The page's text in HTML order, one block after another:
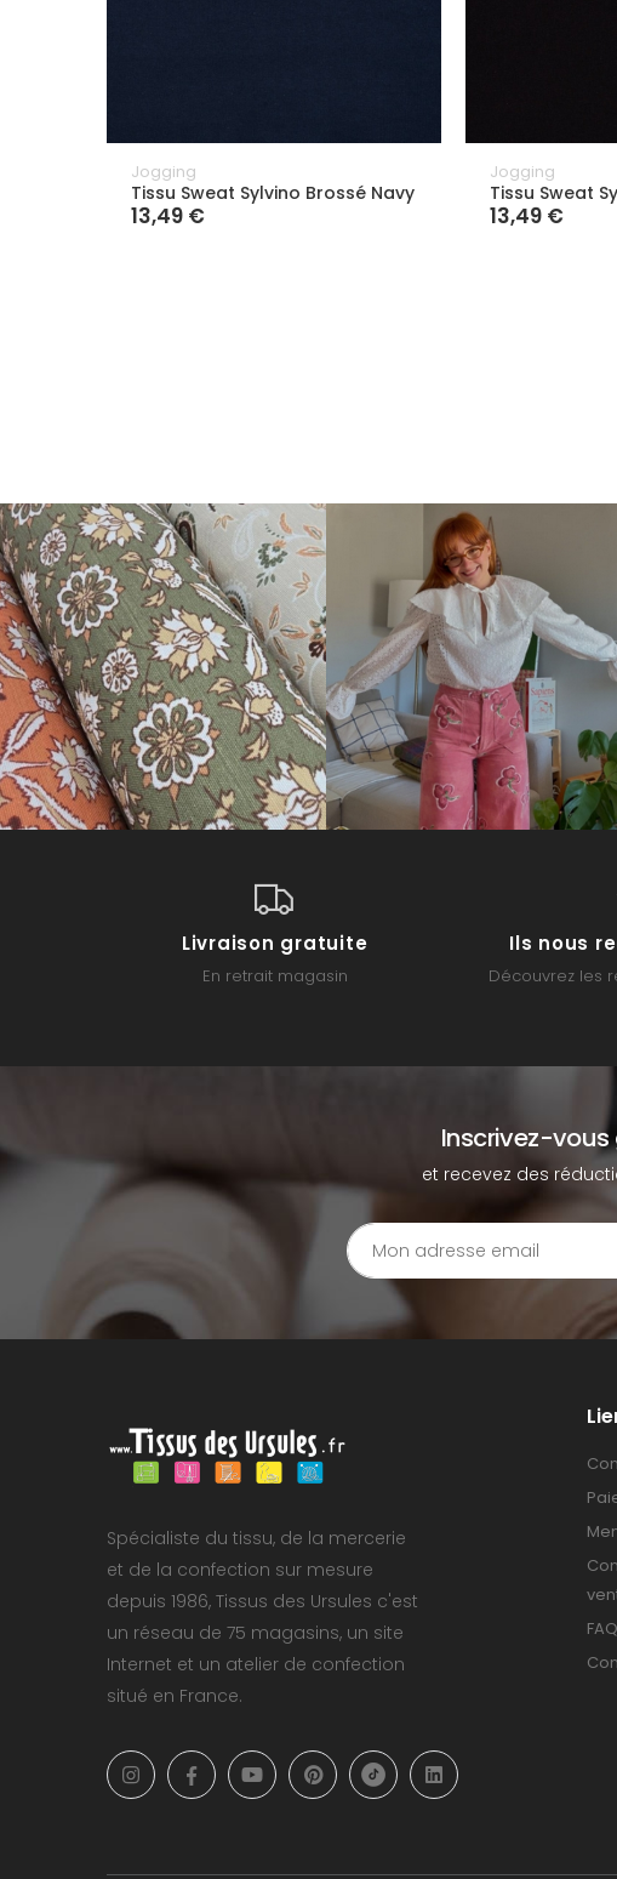
Jogging
Tissu Sweat Sylvino Brossé Navy
13,49 €
Jogging
Tissu Sweat
13,49 €
Livraison gratuite
En retrait magasin
Ils nous
Découvrez les
Inscrivez-vous
et recevez des
Spécialiste du tissu, de la mercerie
et de la confection sur mesure
depuis 1986, Tissus des Ursules c'est
un réseau de 75 magasins, un site
Internet et un atelier de confection
situé en France.
FAQ